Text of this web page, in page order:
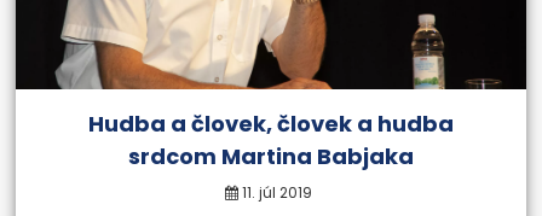
Hudba a človek, človek a hudba
srdcom Martina Babjaka
11. júl 2019